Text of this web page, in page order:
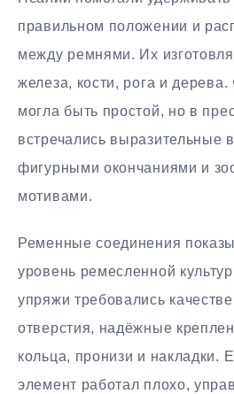
правильном положении и
между ремнями. Их
железа, кости, рога и
могла быть простой, но в
встречались выразительные
фигурными окончаниями и
мотивами.
Ременные соединения
уровень ремесленной
упряжи требовались
отверстия, надёжные
кольца, пронизи и накладки.
элемент работал плохо,